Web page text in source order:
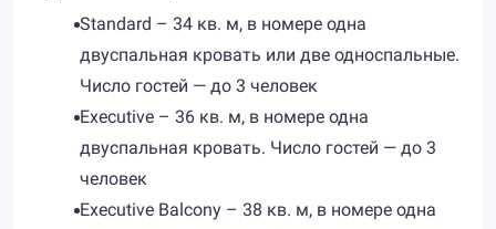
Standard – 34 кв. м, в номере одна
двуспальная кровать или две односпальные.
Число гостей — до 3 человек
Executive – 36 кв. м, в номере одна
двуспальная кровать. Число гостей — до 3
человек
Executive Balcony – 38 кв. м, в номере одна